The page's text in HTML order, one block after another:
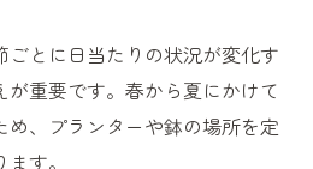
とに日当たりの状況が変化す
が重要です。春から夏にかけて
め、プランターや鉢の場所を定
す。